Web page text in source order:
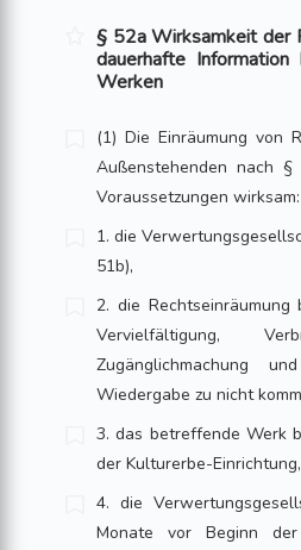
§ 52a Wirksamkeit der
dauerhafte
Werken
(1) Die Einräumung von
Außenstehenden nach
Voraussetzungen wirksam:
1. die
51b),
2. die
Vervielfältigung,
Zugänglichmachung
Wiedergabe zu nicht
3. das betreffende Werk
der Kulturerbe-Einrichtung,
4. die
Monate vor Beginn der